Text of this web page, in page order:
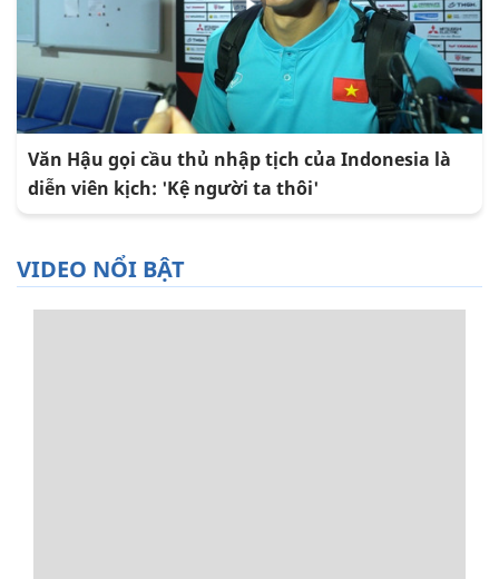
Văn Hậu gọi cầu thủ nhập tịch của Indonesia là
diễn viên kịch: 'Kệ người ta thôi'
VIDEO NỔI BẬT